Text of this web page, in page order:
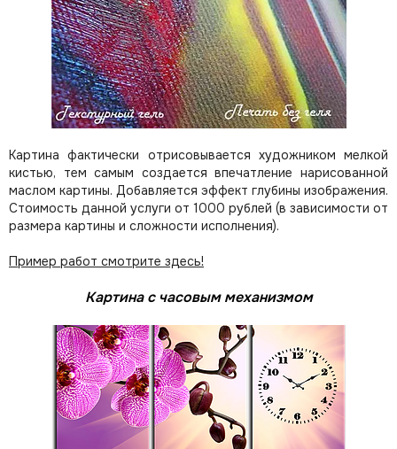
Картина фактически отрисовывается художником мелкой
кистью, тем самым создается впечатление нарисованной
маслом картины. Добавляется эффект глубины изображения.
Стоимость данной услуги от 1000 рублей (в зависимости от
размера картины и сложности исполнения).
Пример работ смотрите здесь!
Картина с часовым механизмом